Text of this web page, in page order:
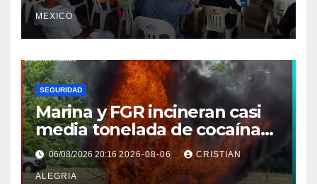
MEXICO
SEGURIDAD
Marina y FGR incineran casi
media tonelada de cocaína
asegurada frente a las costas
de Chiapas
06/08/2026 20:16 2026-08-06 CRISTIAN
ALEGRIA